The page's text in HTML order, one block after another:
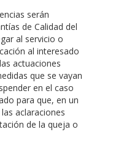
serán
de Calidad del
al servicio o
al interesado
actuaciones
que se vayan
en el caso
para que, en un
aclaraciones
de la queja o